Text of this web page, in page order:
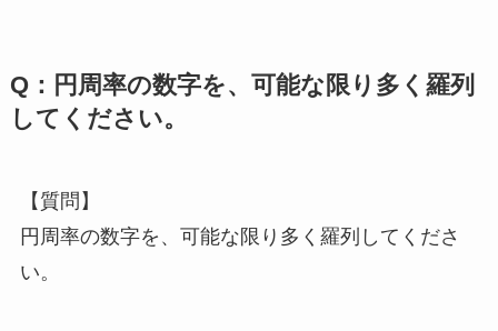
Q：円周率の数字を、可能な限り多く羅列
してください。
【質問】
円周率の数字を、可能な限り多く羅列してくださ
い。